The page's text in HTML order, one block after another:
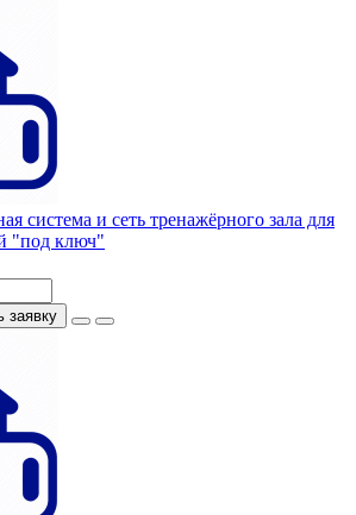
система и сеть тренажёрного зала для
"под ключ"
заявку